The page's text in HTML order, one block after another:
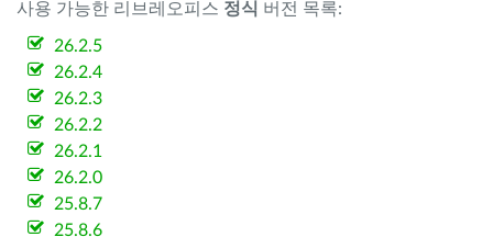
사용 가능한 리브레오피스 정식 버전 목록:
26.2.5
26.2.4
26.2.3
26.2.2
26.2.1
26.2.0
25.8.7
25.8.6